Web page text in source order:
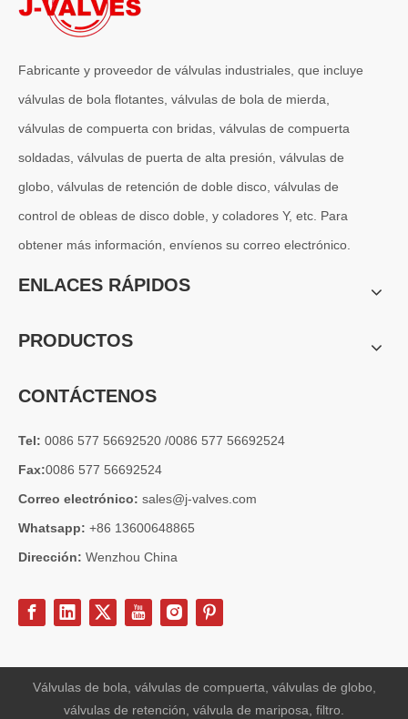
2026-07-04
En sistemas de tuberías criogénicas y de baja temperatura, los
Diseño, rendimiento y aplicaciones de válvulas de compuerta industriales en sistemas de tuberías de alta presión
Las válvulas de compuerta son una de las válvulas de
Fabricante y proveedor de válvulas industriales, que incluye
válvulas de bola flotantes, válvulas de bola de mierda,
válvulas de compuerta con bridas, válvulas de compuerta
soldadas, válvulas de puerta de alta presión, válvulas de
globo, válvulas de retención de doble disco, válvulas de
control de obleas de disco doble, y coladores Y, etc. Para
obtener más información, envíenos su correo electrónico.
ENLACES RÁPIDOS
PRODUCTOS
CONTÁCTENOS
Tel: 0086 577 56692520 /0086 577 56692524
Fax:0086 577 56692524
Correo electrónico: sales@j-valves.com
Whatsapp: +86 13600648865
Dirección: Wenzhou China
Válvulas de bola, válvulas de compuerta, válvulas de globo,
válvulas de retención, válvula de mariposa, filtro.